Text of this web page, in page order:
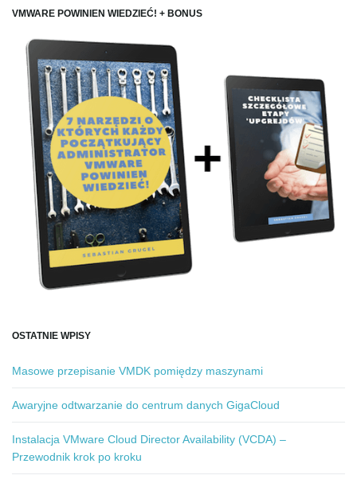
VMWARE POWINIEN WIEDZIEĆ! + BONUS
OSTATNIE WPISY
Masowe przepisanie VMDK pomiędzy maszynami
Awaryjne odtwarzanie do centrum danych GigaCloud
Instalacja VMware Cloud Director Availability (VCDA) –
Przewodnik krok po kroku